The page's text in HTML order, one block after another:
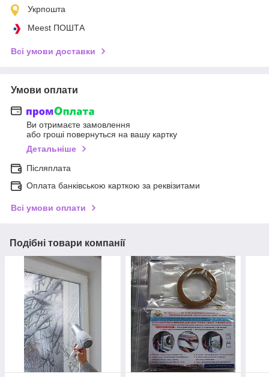
Укрпошта
Meest ПОШТА
Всі умови доставки
Умови оплати
Ви отримаєте замовлення
або гроші повернуться на вашу картку
Детальніше
Післяплата
Оплата банківською карткою за реквізитами
Всі умови оплати
Подібні товари компанії